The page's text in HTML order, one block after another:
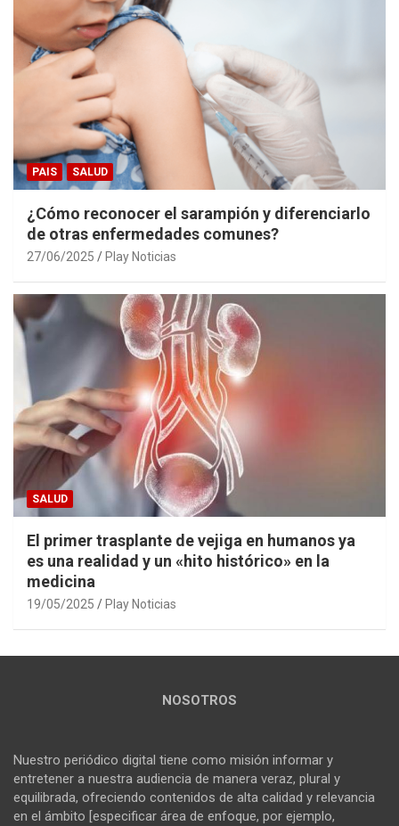
PAIS SALUD
¿Cómo reconocer el sarampión y diferenciarlo
de otras enfermedades comunes?
27/06/2025 Play Noticias
SALUD
El primer trasplante de vejiga en humanos ya
es una realidad y un «hito histórico» en la
medicina
19/05/2025 Play Noticias
NOSOTROS
Nuestro periódico digital tiene como misión informar y
entretener a nuestra audiencia de manera veraz, plural y
equilibrada, ofreciendo contenidos de alta calidad y relevancia
en el ámbito [especificar área de enfoque, por ejemplo,